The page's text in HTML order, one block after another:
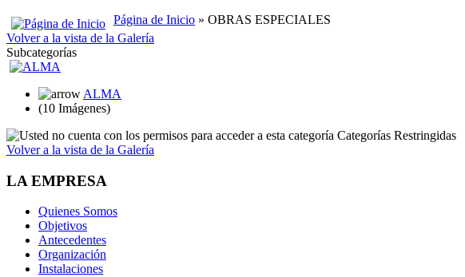
Página de Inicio » OBRAS ESPECIALES
Volver a la vista de la Galería
Subcategorías
ALMA
(10 Imágenes)
Categorías Restringidas
Volver a la vista de la Galería
LA EMPRESA
Quienes Somos
Objetivos
Antecedentes
Organización
Instalaciones